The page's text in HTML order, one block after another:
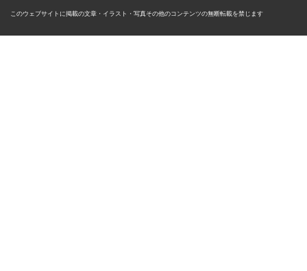
このウェブサイトに掲載の文章・イラスト・写真その他のコンテンツの無断転載を禁じます